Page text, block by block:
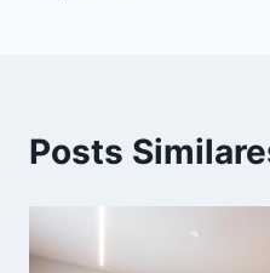
Posts